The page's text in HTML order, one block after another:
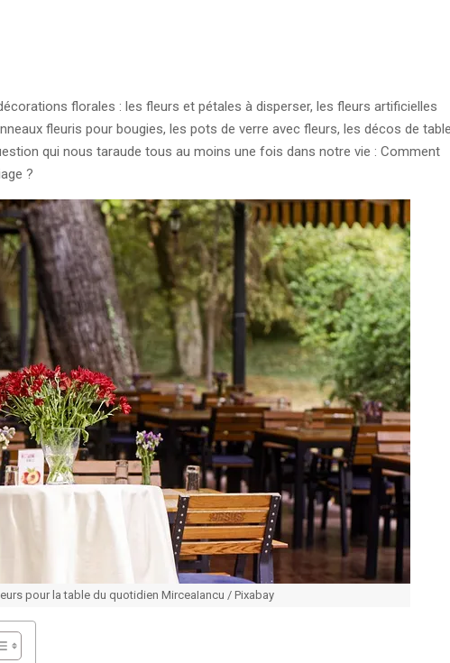
florales : les fleurs et pétales à disperser, les fleurs artificielles
fleuris pour bougies, les pots de verre avec fleurs, les décos de
qui nous taraude tous au moins une fois dans notre vie : Comment
?
pour la table du quotidien MirceaIancu / Pixabay